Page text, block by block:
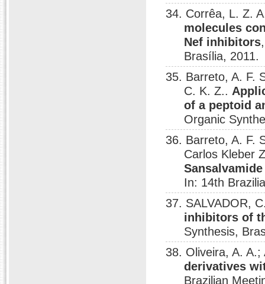
34. Corrêa, L. Z.
molecules
Nef inhibitors
Brasília, 2011.
35. Barreto, A. F.
C. K. Z..
of a peptoid
Organic
36. Barreto, A. F.
Carlos Kleber
In: 14th
37. SALVADOR,
inhibitors of
Synthesis,
38. Oliveira, A.
derivatives
Brazilian